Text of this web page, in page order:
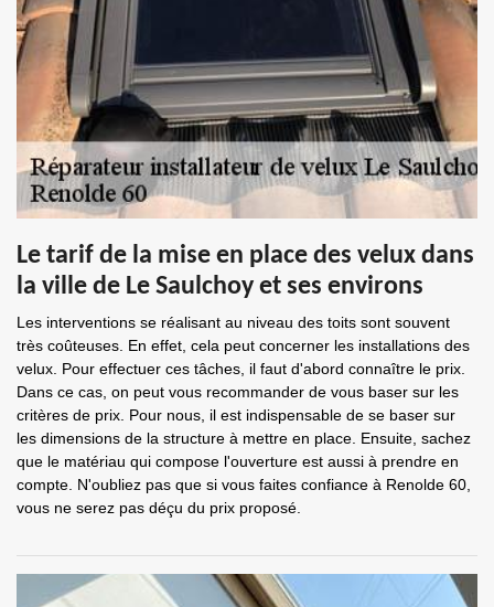
Le tarif de la mise en place des velux dans
la ville de Le Saulchoy et ses environs
Les interventions se réalisant au niveau des toits sont souvent
très coûteuses. En effet, cela peut concerner les installations des
velux. Pour effectuer ces tâches, il faut d'abord connaître le prix.
Dans ce cas, on peut vous recommander de vous baser sur les
critères de prix. Pour nous, il est indispensable de se baser sur
les dimensions de la structure à mettre en place. Ensuite, sachez
que le matériau qui compose l'ouverture est aussi à prendre en
compte. N'oubliez pas que si vous faites confiance à Renolde 60,
vous ne serez pas déçu du prix proposé.